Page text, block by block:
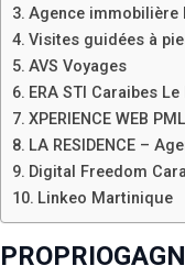
Agence immobilière
Visites guidées à
AVS Voyages
ERA STI Caraibes
XPERIENCE WEB
LA RESIDENCE –
Digital Freedom
Linkeo Martinique